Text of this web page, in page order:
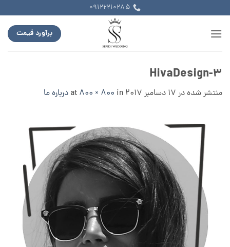
to
content
09122210285
برآورد قیمت
۳-HivaDesign
منتشر شده در 17 دسامبر 2017 800 × 800 in درباره ما